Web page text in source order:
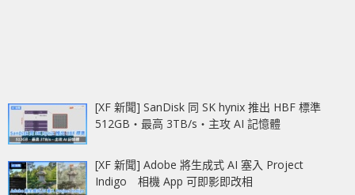
[XF 新聞] SanDisk 同 SK hynix 推出 HBF 標準
512GB‧最高 3TB/s‧主攻 AI 記憶體
[XF 新聞] Adobe 將生成式 AI 塞入 Project
Indigo 相機 App 可即影即改相